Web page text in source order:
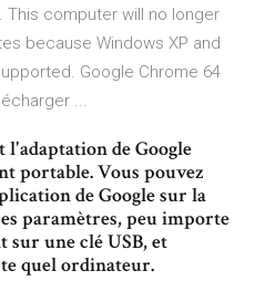
This computer will no longer
because Windows XP and
Google Chrome 64
...
l'adaptation de Google
portable. Vous pouvez
de Google sur la
paramètres, peu importe
sur une clé USB, et
quel ordinateur.